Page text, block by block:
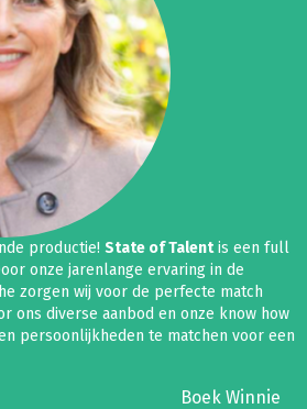
productie! State of Talentis een full
onze jarenlange ervaring in de
zorgen wij voor de perfecte match
ons diverse aanbod en onze know how
persoonlijkheden te matchen voor een
Boek Winnie